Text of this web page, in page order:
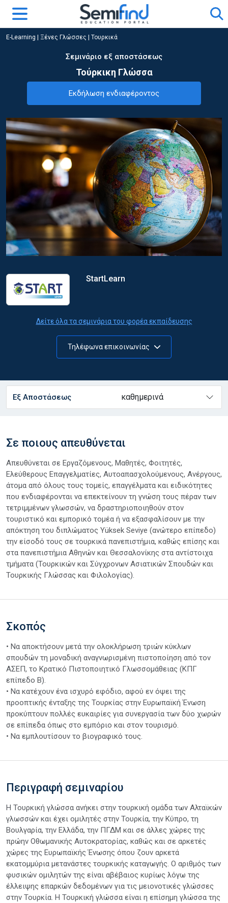
E-Learning Ξένες Γλώσσες Τουρκικά
Σεμινάριο εξ αποστάσεως
Τούρκικη Γλώσσα
Εκδήλωση ενδιαφέροντος
StartLearn
Δείτε όλα τα σεμινάρια του φορέα εκπαίδευσης
Τηλέφωνα επικοινωνίας
Εξ Αποστάσεως καθημερινά
Σε ποιους απευθύνεται
Απευθύνεται σε Εργαζόμενους, Μαθητές, Φοιτητές,
Ελεύθερους Επαγγελματίες, Αυτοαπασχολούμενους, Ανέργους,
άτομα από όλους τους τομείς, επαγγέλματα και ειδικότητες
που ενδιαφέρονται να επεκτείνουν τη γνώση τους πέραν των
τετριμμένων γλωσσών, να δραστηριοποιηθούν στον
τουριστικό και εμπορικό τομέα ή να εξασφαλίσουν με την
απόκτηση του διπλώματος Yüksek Seviye (ανώτερο επίπεδο)
την είσοδό τους σε τουρκικά πανεπιστήμια, καθώς επίσης και
στα πανεπιστήμια Αθηνών και Θεσσαλονίκης στα αντίστοιχα
τμήματα (Τουρκικών και Σύγχρονων Ασιατικών Σπουδών και
Τουρκικής Γλώσσας και Φιλολογίας).
Σκοπός
• Να αποκτήσουν μετά την ολοκλήρωση τριών κύκλων
σπουδών τη μοναδική αναγνωρισμένη πιστοποίηση από τον
ΑΣΕΠ, το Κρατικό Πιστοποιητικό Γλωσσομάθειας (ΚΠΓ
επίπεδο Β).
• Να κατέχουν ένα ισχυρό εφόδιο, αφού εν όψει της
προοπτικής ένταξης της Τουρκίας στην Ευρωπαϊκή Ένωση
προκύπτουν πολλές ευκαιρίες για συνεργασία των δύο χωρών
σε επίπεδα όπως στο εμπόριο και στον τουρισμό.
• Να εμπλουτίσουν το βιογραφικό τους.
Περιγραφή σεμιναρίου
Η Τουρκική γλώσσα ανήκει στην τουρκική ομάδα των Αλταϊκών
γλωσσών και έχει ομιλητές στην Τουρκία, την Κύπρο, τη
Βουλγαρία, την Ελλάδα, την ΠΓΔΜ και σε άλλες χώρες της
πρώην Οθωμανικής Αυτοκρατορίας, καθώς και σε αρκετές
χώρες της Ευρωπαϊκής Ένωσης όπου ζουν αρκετά
εκατομμύρια μετανάστες τουρκικής καταγωγής. Ο αριθμός των
φυσικών ομιλητών της είναι αβέβαιος κυρίως λόγω της
έλλειψης επαρκών δεδομένων για τις μειονοτικές γλώσσες
στην Τουρκία. Η Τουρκική γλώσσα είναι η επίσημη γλώσσα της